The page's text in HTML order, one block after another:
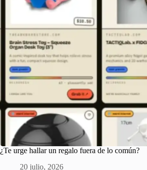
¿Te urge hallar un regalo fuera de lo común?
20 julio, 2026